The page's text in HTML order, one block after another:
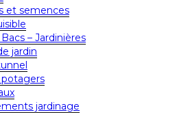
et semences
– Jardinières
jardin
potagers
jardinage